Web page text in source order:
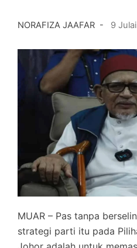
NORAFIZA JAAFAR - 9
MUAR – Pas tanpa
strategi parti itu pada